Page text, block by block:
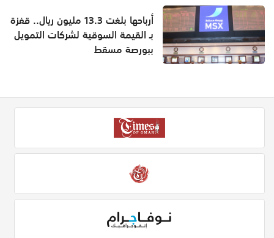
أرباحها بلغت 13.3 مليون ريال.. قفزة
بـ القيمة السوقية لشركات التمويل
ببورصة مسقط